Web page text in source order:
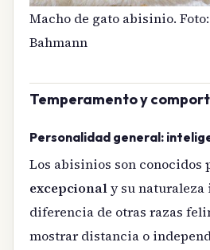
Macho de gato abisinio.
Bahmann
Temperamento y
Personalidad general:
Los abisinios son conocidos
excepcionaly su
diferencia de otras razas
mostrar distancia o